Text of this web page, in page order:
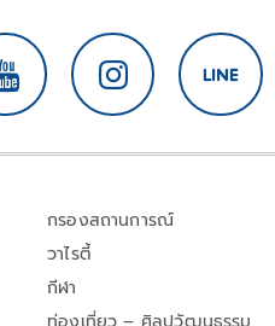
กรองสถานการณ์
วาไรตี้
กีฬา